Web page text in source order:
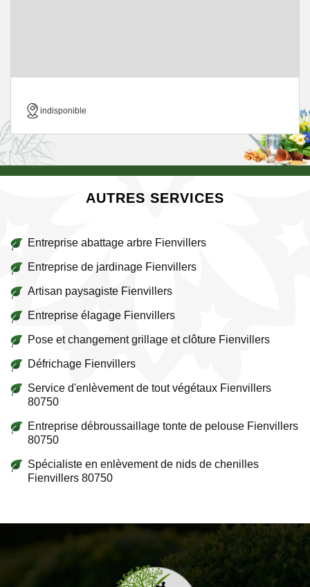
indisponible
AUTRES SERVICES
Entreprise abattage arbre Fienvillers
Entreprise de jardinage Fienvillers
Artisan paysagiste Fienvillers
Entreprise élagage Fienvillers
Pose et changement grillage et clôture Fienvillers
Défrichage Fienvillers
Service d'enlèvement de tout végétaux Fienvillers
80750
Entreprise débroussaillage tonte de pelouse Fienvillers
80750
Spécialiste en enlèvement de nids de chenilles
Fienvillers 80750